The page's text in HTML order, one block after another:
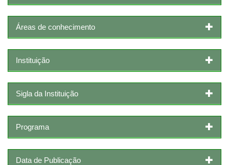
Áreas de conhecimento
Instituição
Sigla da Instituição
Programa
Data de Publicação